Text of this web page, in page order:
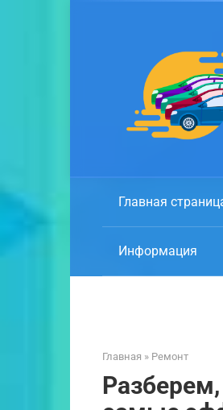
Главная
Информация
Главная » Ремонт